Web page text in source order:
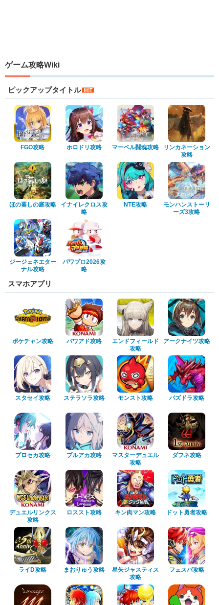
ゲーム攻略Wiki
ピックアップタイトル
FGO攻略 ホロドリ攻略 マーベル闘魂攻略
リンカネーション
攻略
ほの暮しの庭攻略
イナイレクロス攻
略
NTE攻略
モンハンストーリ
ーズ3攻略
ジージェネエター
ナル攻略
パワプロ2026攻
略
スマホアプリ
ポケチャン攻略 パワアド攻略
エンドフィールド
攻略
アークナイツ攻略
スタセイ攻略 ステラソラ攻略 モンスト攻略 パズドラ攻略
プロセカ攻略 ブルアカ攻略
マスターデュエル
攻略
ダフネ攻略
デュエルリンクス
攻略
ロススト攻略 キン肉マン攻略 ドット勇者攻略
ライD攻略 まおりゅう攻略
星矢ジャスティス
攻略
フェスバ攻略